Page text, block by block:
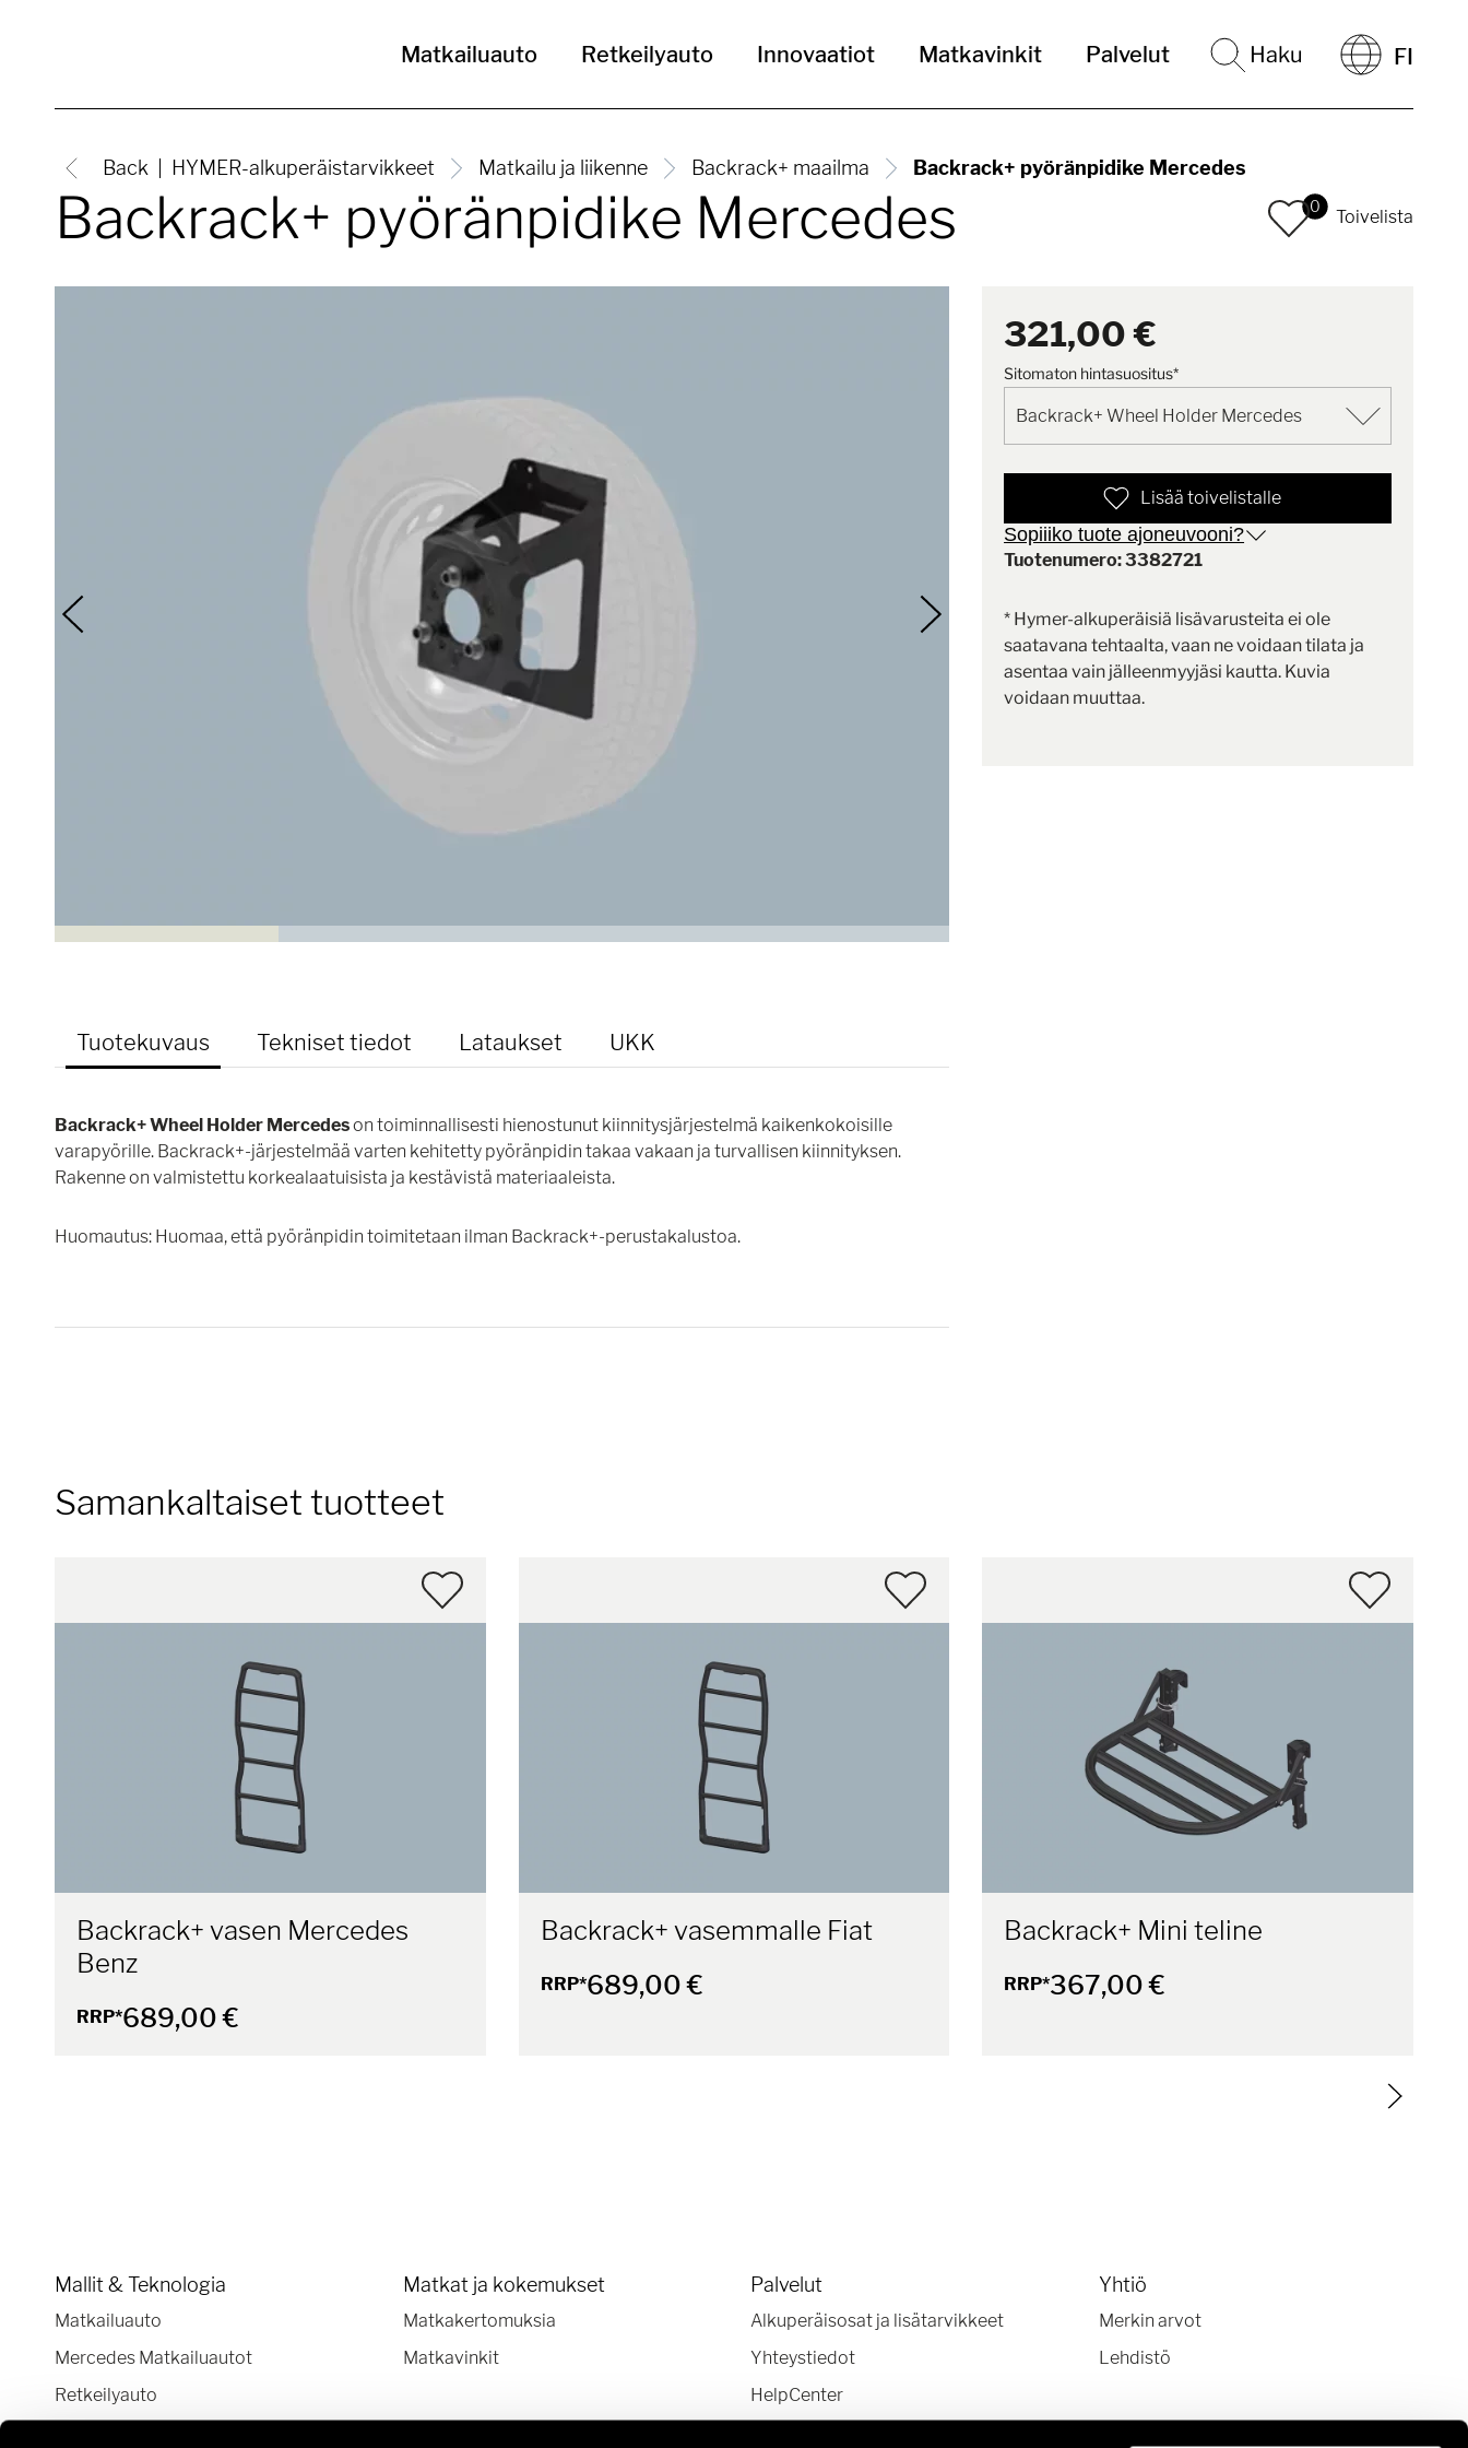
Matkailuauto Retkeilyauto Innovaatiot Matkavinkit Palvelut Haku FI
Back HYMER-alkuperäistarvikkeet Matkailu ja liikenne Backrack+ maailma Backrack+ pyöränpidike Mercedes
Backrack+ pyöränpidike Mercedes 0
Toivelista
Tuotekuvaus Tekniset tiedot Lataukset UKK
Backrack+ Wheel Holder Mercedeson toiminnallisesti hienostunut kiinnitysjärjestelmä kaikenkokoisille
varapyörille. Backrack+-järjestelmää varten kehitetty pyöränpidin takaa vakaan ja turvallisen kiinnityksen.
Rakenne on valmistettu korkealaatuisista ja kestävistä materiaaleista.
Huomautus: Huomaa, että pyöränpidin toimitetaan ilman Backrack+-perustakalustoa.
321,00 €
Sitomaton hintasuositus*
Lisää toivelistalle
Sopiiiko tuote ajoneuvooni?
Tuotenumero: 3382721
* Hymer-alkuperäisiä lisävarusteita ei ole
saatavana tehtaalta, vaan ne voidaan tilata ja
asentaa vain jälleenmyyjäsi kautta. Kuvia
voidaan muuttaa.
Samankaltaiset tuotteet
Backrack+ vasen Mercedes
Benz
RRP*689,00 €
Backrack+ vasemmalle Fiat
RRP*689,00 €
Backrack+ Mini teline
RRP*367,00 €
Mallit & Teknologia
Matkailuauto
Mercedes Matkailuautot
Retkeilyauto
Matkat ja kokemukset
Matkakertomuksia
Matkavinkit
Palvelut
Alkuperäisosat ja lisätarvikkeet
Yhteystiedot
HelpCenter
Yhtiö
Merkin arvot
Lehdistö